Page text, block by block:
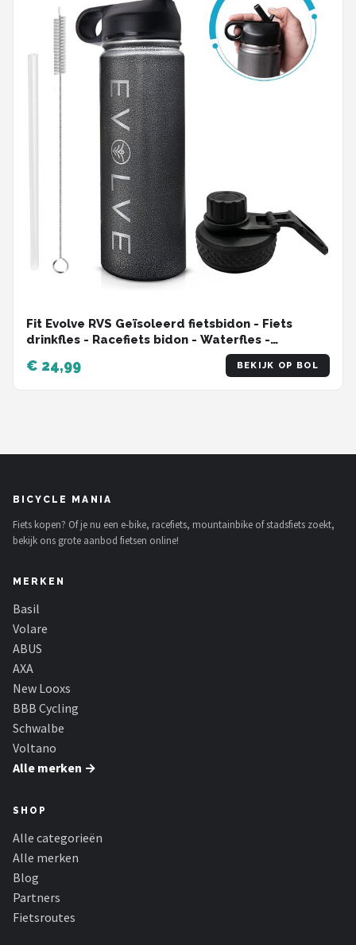
Fit Evolve RVS Geïsoleerd fietsbidon - Fiets
drinkfles - Racefiets bidon - Waterfles -
€ 24,99 BEKIJK OP BOL
BICYCLE MANIA
Fiets kopen? Of je nu een e-bike, racefiets, mountainbike of stadsfiets zoekt,
bekijk ons grote aanbod fietsen online!
MERKEN
Basil
Volare
ABUS
AXA
New Looxs
BBB Cycling
Schwalbe
Voltano
Alle merken →
SHOP
Alle categorieën
Alle merken
Blog
Partners
Fietsroutes